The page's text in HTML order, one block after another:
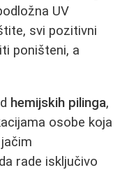
UV
svi pozitivni
poništeni, a
hemijskih pilinga,
osobe koja
rade isključivo